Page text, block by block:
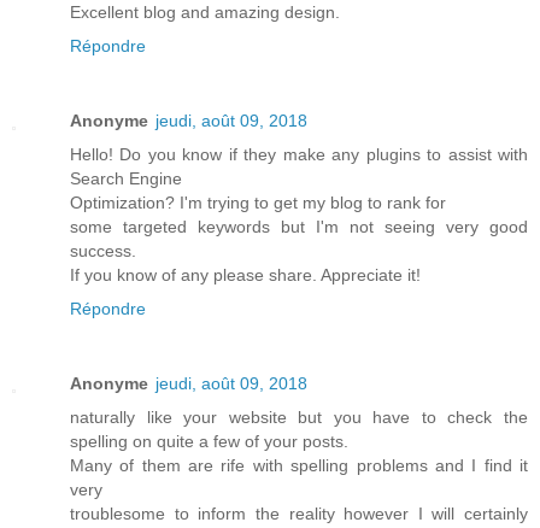
Excellent blog and amazing design.
Répondre
Anonyme jeudi, août 09, 2018
Hello! Do you know if they make any plugins to assist with
Search Engine
Optimization? I'm trying to get my blog to rank for
some targeted keywords but I'm not seeing very good
success.
If you know of any please share. Appreciate it!
Répondre
Anonyme jeudi, août 09, 2018
naturally like your website but you have to check the
spelling on quite a few of your posts.
Many of them are rife with spelling problems and I find it
very
troublesome to inform the reality however I will certainly